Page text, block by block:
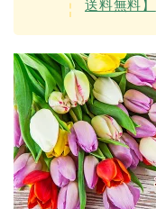
送料無料】